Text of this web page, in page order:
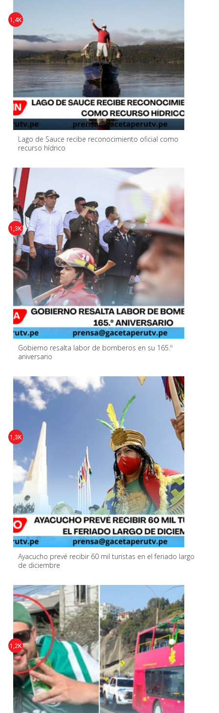
Lago de Sauce recibe reconocimiento oficial como
recurso hídrico
1,4K
Gobierno resalta labor de bomberos en su 165.º
aniversario
1,3K
Ayacucho prevé recibir 60 mil turistas en el feriado largo
de diciembre
1,3K
1,2K